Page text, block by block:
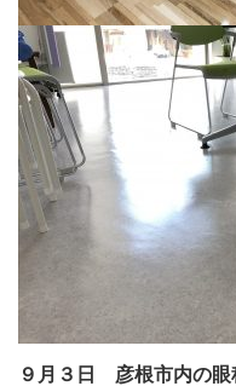
９月３日 彦根市内の眼